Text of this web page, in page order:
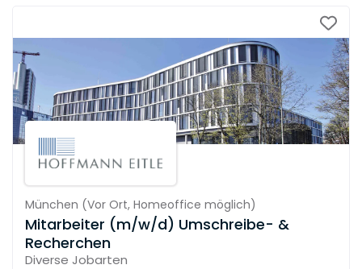
München (Vor Ort, Homeoffice möglich)
Mitarbeiter (m/w/d) Umschreibe- &
Recherchen
Diverse Jobarten